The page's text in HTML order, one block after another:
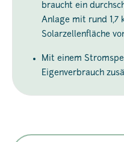
braucht ein
Anlage mit rund 1,7
Solarzellenfläche
Mit einem
Eigenverbrauch